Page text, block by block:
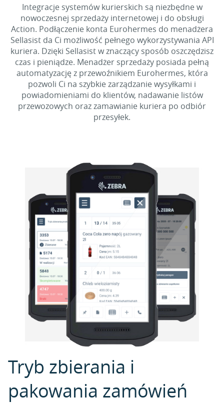
Integracje systemów kurierskich są niezbędne w
nowoczesnej sprzedaży internetowej i do obsługi
Action. Podłączenie konta Eurohermes do menadżera
Sellasist da Ci możliwość pełnego wykorzystywania API
kuriera. Dzięki Sellasist w znaczący sposób oszczędzisz
czas i pieniądze. Menadżer sprzedaży posiada pełną
automatyzację z przewoźnikiem Eurohermes, która
pozwoli Ci na szybkie zarządzanie wysyłkami i
powiadomieniami do klientów, nadawanie listów
przewozowych oraz zamawianie kuriera po odbiór
przesyłek.
Tryb zbierania i
pakowania zamówień